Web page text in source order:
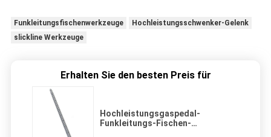
Funkleitungsfischenwerkzeuge
Hochleistungsschwenker-Gelenk
slickline Werkzeuge
Erhalten Sie den besten Preis für
Hochleistungsgaspedal-
Funkleitungs-Fischen-